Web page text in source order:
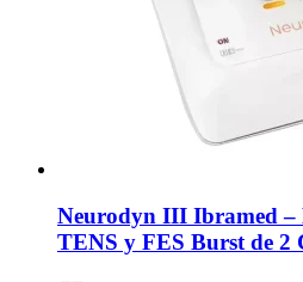
Neurodyn III Ibramed –
TENS y FES Burst de 2